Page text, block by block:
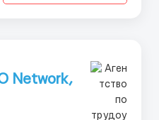
Network,